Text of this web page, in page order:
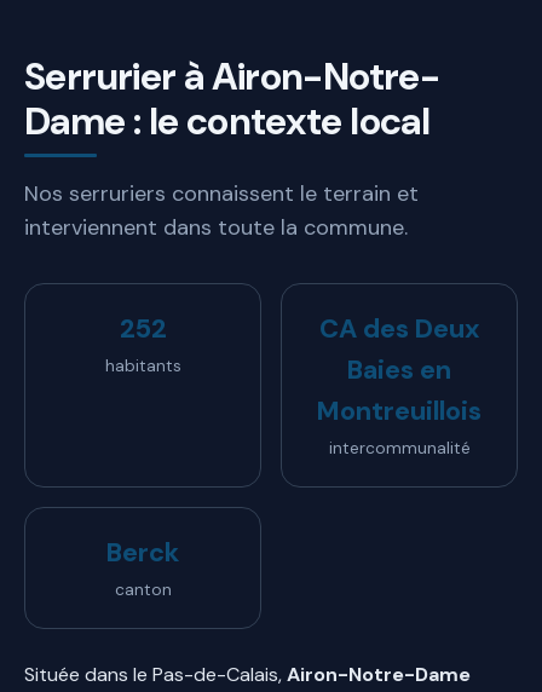
Serrurier à Airon-Notre-
Dame : le contexte local
Nos serruriers connaissent le terrain et
interviennent dans toute la commune.
252
habitants
CA des Deux
Baies en
Montreuillois
intercommunalité
Berck
canton
Située dans le Pas-de-Calais,Airon-Notre-Dame